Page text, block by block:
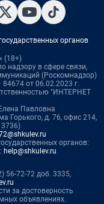
органов
(18+)
надзору в сфере связи,
(Роскомнадзор)
от 06.02.2023 г.
"ИНТЕРНЕТ
Павловна
Горького, д. 76, офис 214,
3736)
органов:
help@shkulev.ru
56-72-72 доб. 3335,
за достоверность
объявлениях.